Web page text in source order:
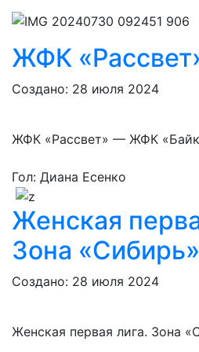
ЖФК
Создано: 28 июля 2024
ЖФК «Рассвет» — ЖФК
Гол: Диана Есенко
Женская
Зона
Создано: 28 июля 2024
Женская первая лига. Зона